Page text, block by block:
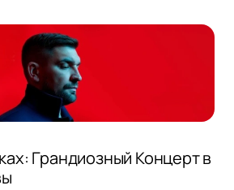
Грандиозный Концерт в